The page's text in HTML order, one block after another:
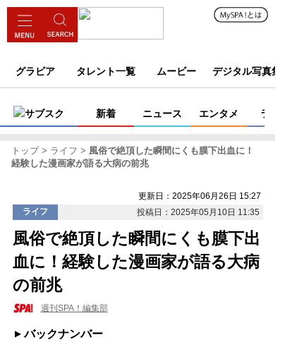
グラビア タレント一覧 ムービー デジタル写真集
サブスク 新着 ニュース エンタメ ライフ
トップ ライフ
風俗で絶頂した瞬間にくも膜下出血に！
経験した漫画家が語る大病の前兆
更新日：2025年06月26日 15:27
ライフ
投稿日：2025年05月10日 11:35
風俗で絶頂した瞬間にくも膜下出
血に！経験した漫画家が語る大病
の前兆
週刊SPA！編集部
バックナンバー